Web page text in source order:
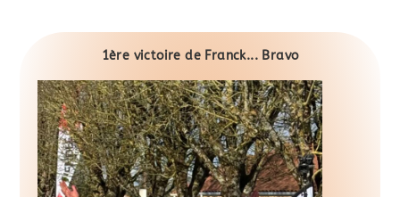
1ère victoire de Franck... Bravo